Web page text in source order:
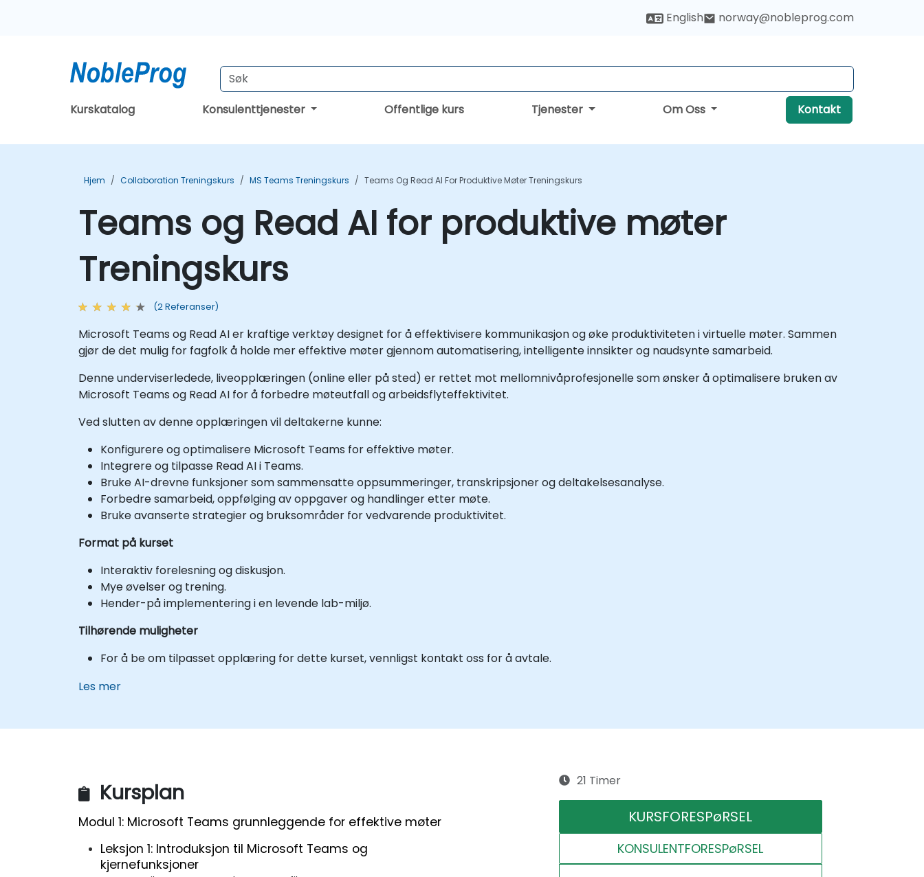
English norway@nobleprog.com
Kurskatalog Konsulenttjenester Offentlige kurs Tjenester Om Oss Kontakt
Hjem Collaboration Treningskurs MS Teams Treningskurs Teams Og Read AI For Produktive Møter Treningskurs
Teams og Read AI for produktive møter
Treningskurs
(2 Referanser)
Microsoft Teams og Read AI er kraftige verktøy designet for å effektivisere kommunikasjon og øke produktiviteten i virtuelle møter. Sammen
gjør de det mulig for fagfolk å holde mer effektive møter gjennom automatisering, intelligente innsikter og naudsynte samarbeid.
Denne underviserledede, liveopplæringen (online eller på sted) er rettet mot mellomnivåprofesjonelle som ønsker å optimalisere bruken av
Microsoft Teams og Read AI for å forbedre møteutfall og arbeidsflyteffektivitet.
Ved slutten av denne opplæringen vil deltakerne kunne:
Konfigurere og optimalisere Microsoft Teams for effektive møter.
Integrere og tilpasse Read AI i Teams.
Bruke AI-drevne funksjoner som sammensatte oppsummeringer, transkripsjoner og deltakelsesanalyse.
Forbedre samarbeid, oppfølging av oppgaver og handlinger etter møte.
Bruke avanserte strategier og bruksområder for vedvarende produktivitet.
Format på kurset
Interaktiv forelesning og diskusjon.
Mye øvelser og trening.
Hender-på implementering i en levende lab-miljø.
Tilhørende muligheter
For å be om tilpasset opplæring for dette kurset, vennligst kontakt oss for å avtale.
Les mer
Kursplan
Modul 1: Microsoft Teams grunnleggende for effektive møter
Leksjon 1: Introduksjon til Microsoft Teams og
kjernefunksjoner
21 Timer
KURSFORESPøRSEL
KONSULENTFORESPøRSEL